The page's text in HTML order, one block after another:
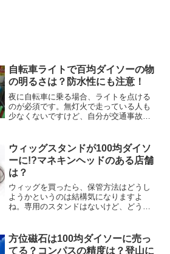
自転車ライトで百均ダイソーの物
の明るさは？防水性にも注意！
夜に自転車に乗る場合、ライトを点ける
のが必須です。無灯火で走っている人も
少なくないですけど、自分が交通事故に
ールですよね。自転車に取り付けられる
ライトは、百均のダイソー...
ウィッグスタンドが100均ダイソ
ーに!?マネキンヘッドのある店舗
は？
ウィッグを買ったら、保管方法はどうし
ようかというのは結構気になりますよ
ね。専用のスタンドはないけど、どうや
な？……とか。実は、100均のダイソー
に、ウィッグスタンドとして使...
方位磁石は100均ダイソーに売っ
てる？コンパスの精度は？登山に